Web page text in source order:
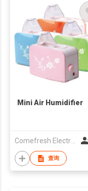
Mini Air Humidifier
Comefresh Electronic Industry Co., Ltd
查询